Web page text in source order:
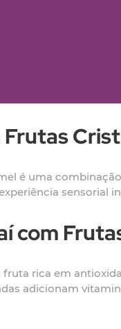
é uma
sensorial
com
rica em
adicionam